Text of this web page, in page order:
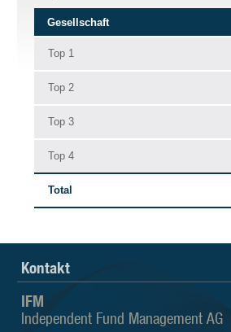
Gesellschaft
Top 1
Top 2
Top 3
Top 4
Total
Kontakt
IFM
Independent Fund Management AG